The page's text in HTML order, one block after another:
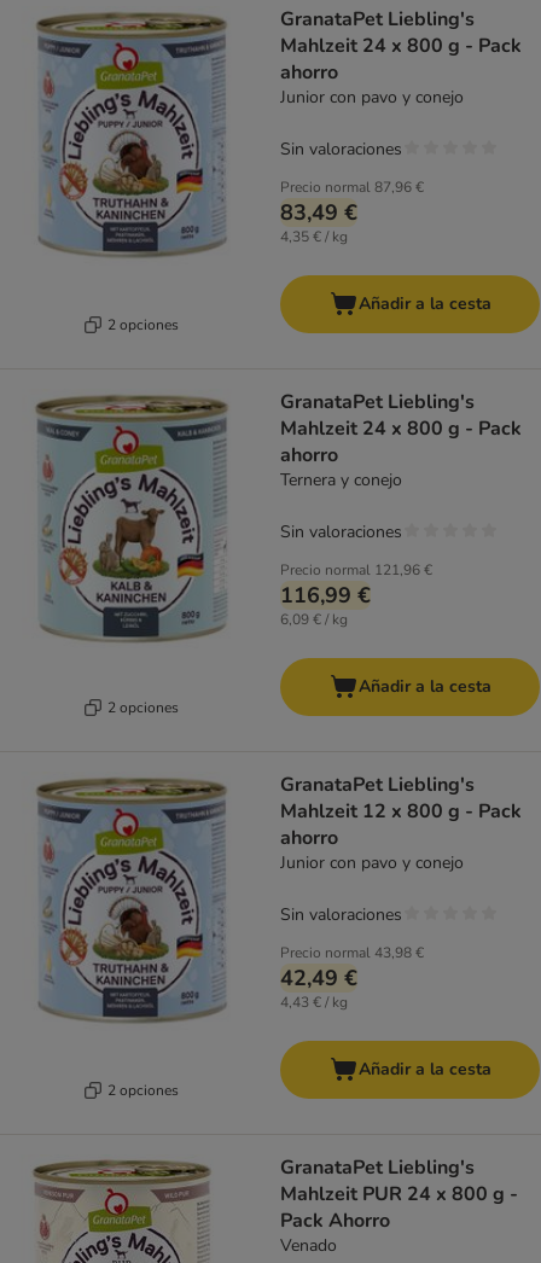
2 opciones
GranataPet Liebling's
Mahlzeit 24 x 800 g - Pack
ahorro
Junior con pavo y conejo
Precio normal87,96 €
83,49 €
4,35 € / kg
Sin valoraciones
Añadir a la cesta
2 opciones
GranataPet Liebling's
Mahlzeit 24 x 800 g - Pack
ahorro
Ternera y conejo
Precio normal 121,96 €
116,99 €
6,09 € / kg
Sin valoraciones
Añadir a la cesta
2 opciones
GranataPet Liebling's
Mahlzeit 12 x 800 g - Pack
ahorro
Junior con pavo y conejo
Precio normal43,98 €
42,49 €
4,43 € / kg
Sin valoraciones
Añadir a la cesta
GranataPet Liebling's
Mahlzeit PUR 24 x 800 g -
Pack Ahorro
Venado